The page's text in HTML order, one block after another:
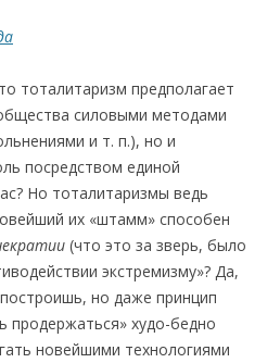
тоталитаризм предполагает
силовыми методами
и т. п.), но и
посредством единой
Но тоталитаризмы ведь
их «штамм» способен
(что это за зверь, было
экстремизму»? Да,
но даже принцип
продержаться» худо-бедно
новейшими технологиями